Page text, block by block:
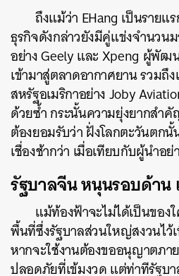
ถึงแม้ว่า EHang เป็นราย
ธุรกิจดังกล่าวยังมีคู่แข่งจำนวน
อย่าง Geely และ Xpeng ผู้พั
เข้ามาสู่ตลาดอากาศยาน รวมถึ
สหรัฐอเมริกาอย่าง Joby
ด้วยซ้ำ กระนั้นความยุ่งยากสำคั
ต้องยอมรับว่า ฝั่งโลกตะวันตก
เชื่องช้ากว่า เมื่อเทียบกับผู้นำอ
รัฐบาลจีน หนุนรอบด้าน
แม้ท้องฟ้าจะไม่ได้เป็นขอ
พื้นที่ซึ่งรัฐบาลส่วนใหญ่สงวนไว้
หากจะใช้งานต้องขออนุญาตภา
ปลอดภัยที่เข้มงวด แต่ท่าทีรัฐบ
ค้นหา
TWEET